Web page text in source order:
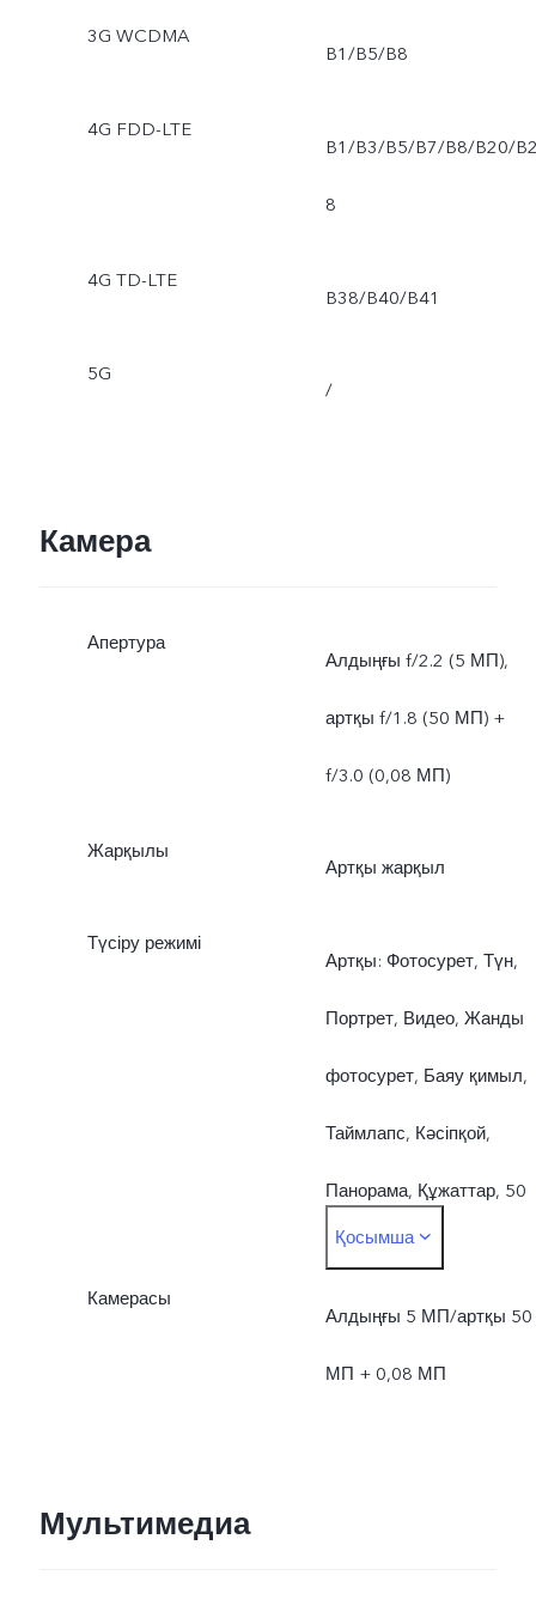
3G WCDMA
B1/B5/B8
4G FDD-LTE
B1/B3/B5/B7/B8/B20/
8
4G TD-LTE
B38/B40/B41
5G
/
Камера
Апертура
Алдыңғы f/2.2 (5 МП),
артқы f/1.8 (50 МП) +
f/3.0 (0,08 МП)
Жарқылы
Артқы жарқыл
Түсіру режимі
Артқы: Фотосурет, Түн,
Портрет, Видео, Жанды
фотосурет, Баяу қимыл,
Таймлапс, Кәсіпқой,
Панорама, Құжаттар, 50
МПАлдыңғы: Фотосурет,
Түн, Портрет, Видео,
Жанды фотосурет
Қосымша
Камерасы
Алдыңғы 5 МП/артқы 50
МП + 0,08 МП
Мультимедиа